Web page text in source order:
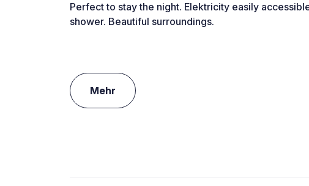
Perfect to stay the night. Elektricity easily
shower. Beautiful surroundings.
Mehr